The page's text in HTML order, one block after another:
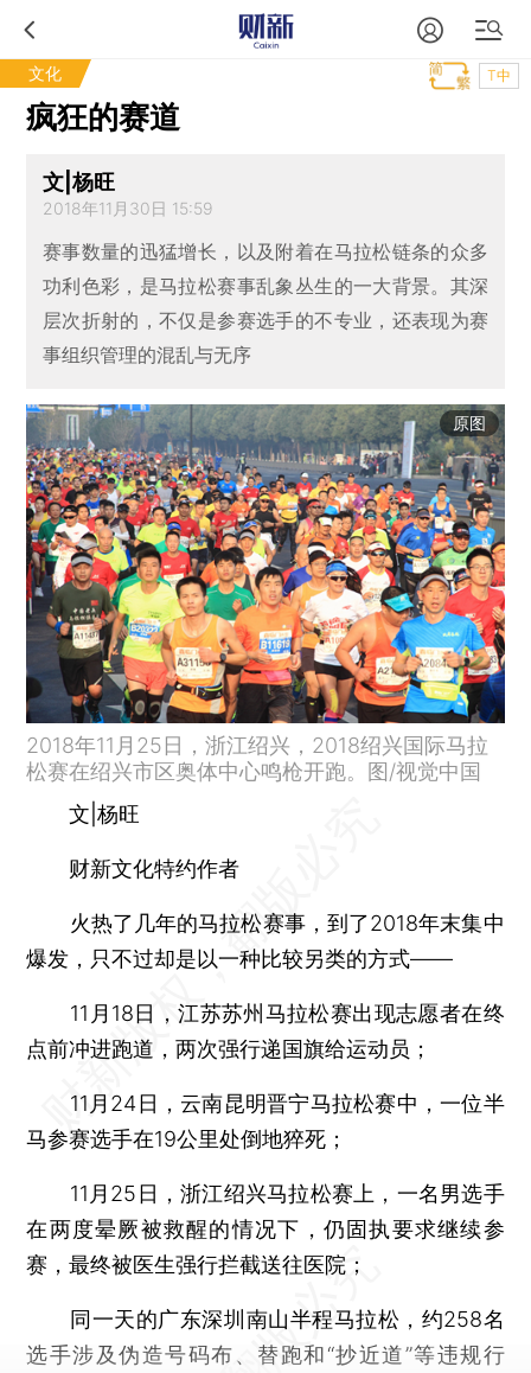
文化 T中
疯狂的赛道
文|杨旺
2018年11月30日 15:59
赛事数量的迅猛增长，以及附着在马拉松链条的众多
功利色彩，是马拉松赛事乱象丛生的一大背景。其深
层次折射的，不仅是参赛选手的不专业，还表现为赛
事组织管理的混乱与无序
原图
2018年11月25日，浙江绍兴，2018绍兴国际马拉
松赛在绍兴市区奥体中心鸣枪开跑。图/视觉中国
文|杨旺
财新文化特约作者
火热了几年的马拉松赛事，到了2018年末集中
爆发，只不过却是以一种比较另类的方式——
11月18日，江苏苏州马拉松赛出现志愿者在终
点前冲进跑道，两次强行递国旗给运动员；
11月24日，云南昆明晋宁马拉松赛中，一位半
马参赛选手在19公里处倒地猝死；
11月25日，浙江绍兴马拉松赛上，一名男选手
在两度晕厥被救醒的情况下，仍固执要求继续参
赛，最终被医生强行拦截送往医院；
同一天的广东深圳南山半程马拉松，约258名
选手涉及伪造号码布、替跑和“抄近道”等违规行